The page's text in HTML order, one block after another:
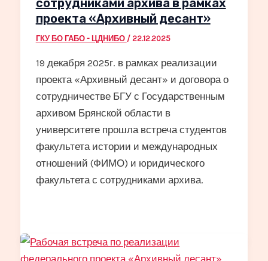
сотрудниками архива в рамках
проекта «Архивный десант»
ГКУ БО ГАБО - ЦДНИБО / 22.12.2025
19 декабря 2025г. в рамках реализации
проекта «Архивный десант» и договора о
сотрудничестве БГУ с Государственным
архивом Брянской области в
университете прошла встреча студентов
факультета истории и международных
отношений (ФИМО) и юридического
факультета с сотрудниками архива.